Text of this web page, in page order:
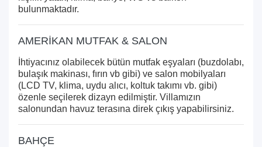
bulunmaktadır.
AMERİKAN MUTFAK & SALON
İhtiyacınız olabilecek bütün mutfak eşyaları (buzdolabı,
bulaşık makinası, fırın vb gibi) ve salon mobilyaları
(LCD TV, klima, uydu alıcı, koltuk takımı vb. gibi)
özenle seçilerek dizayn edilmiştir. Villamızın
salonundan havuz terasına direk çıkış yapabilirsiniz.
BAHÇE